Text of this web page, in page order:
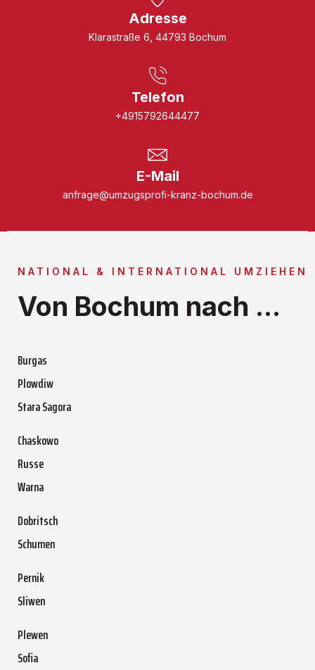
Adresse
Klarastraße 6, 44793 Bochum
Telefon
+4915792644477
E-Mail
anfrage@umzugsprofi-kranz-bochum.de
NATIONAL & INTERNATIONAL UMZIEHEN
Von Bochum nach ...
Burgas
Plowdiw
Stara Sagora
Chaskowo
Russe
Warna
Dobritsch
Schumen
Pernik
Sliwen
Plewen
Sofia